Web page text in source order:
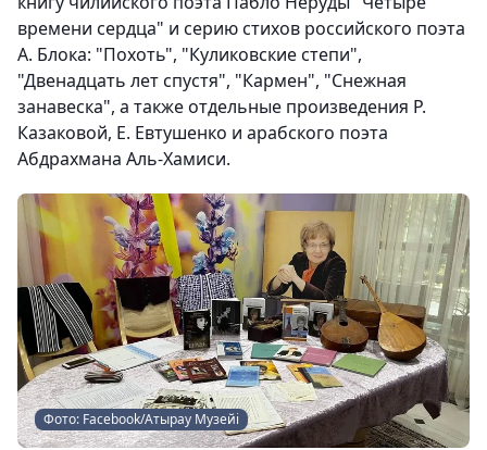
времени сердца" и серию стихов российского поэта
А. Блока: "Похоть", "Куликовские степи",
"Двенадцать лет спустя", "Кармен", "Снежная
занавеска", а также отдельные произведения Р.
Казаковой, Е. Евтушенко и арабского поэта
Абдрахмана Аль-Хамиси.
Фото: Facebook/Атырау Музейі